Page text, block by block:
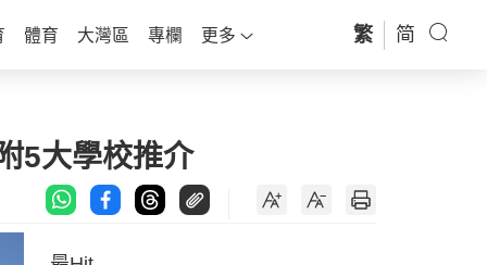
體育 大灣區 專欄 更多 繁 简
5大學校推介